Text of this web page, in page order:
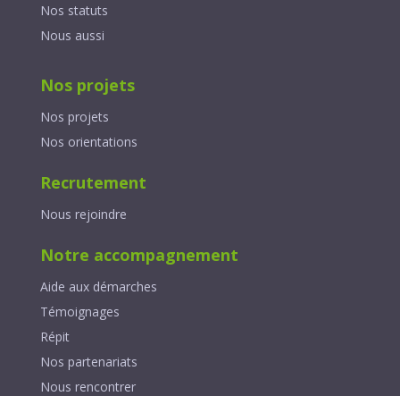
Nos statuts
Nous aussi
Nos projets
Nos projets
Nos orientations
Recrutement
Nous rejoindre
Notre accompagnement
Aide aux démarches
Témoignages
Répit
Nos partenariats
Nous rencontrer